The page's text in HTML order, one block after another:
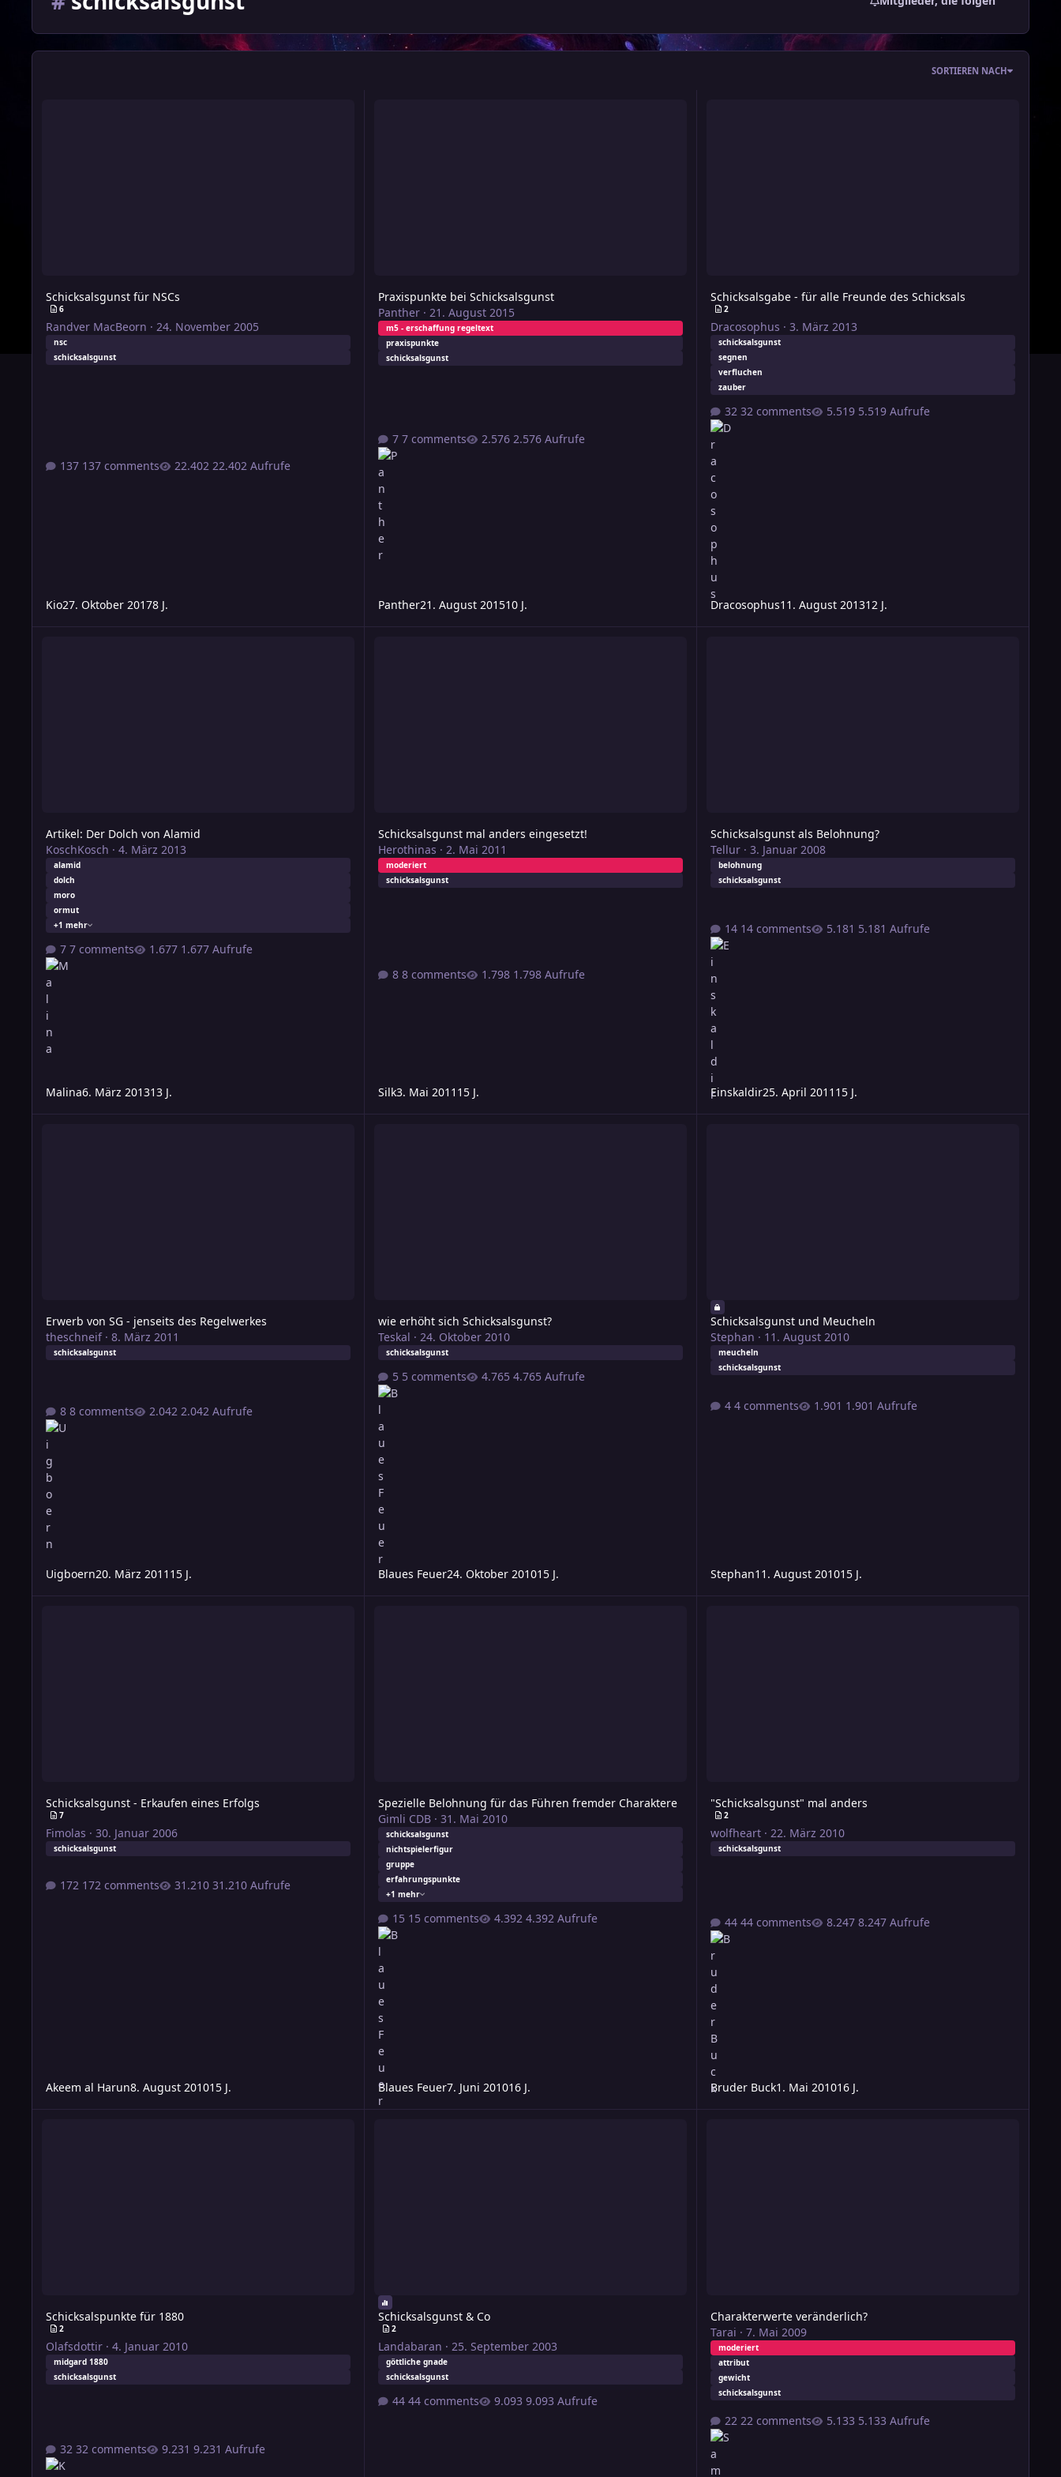
SORTIEREN NACH
Schicksalsgunst für NSCs
6
Randver MacBeorn · 24. November 2005
nsc
schicksalsgunst
137 comments 22.402 Aufrufe
Kio27. Oktober 20178 J.
Praxispunkte bei Schicksalsgunst
Panther· 21. August 2015
m5 - erschaffung regeltext
praxispunkte
schicksalsgunst
7 comments 2.576 Aufrufe
Panther21. August 201510 J.
Schicksalsgabe - für alle Freunde des Schicksals
2
Dracosophus · 3. März 2013
schicksalsgunst
segnen
verfluchen
zauber
32 comments 5.519 Aufrufe
Dracosophus11. August 201312 J.
Artikel: Der Dolch von Alamid
KoschKosch · 4. März 2013
alamid
dolch
moro
ormut
+1 mehr
7 comments 1.677 Aufrufe
Malina6. März 201313 J.
Schicksalsgunst mal anders eingesetzt!
Herothinas · 2. Mai 2011
moderiert
schicksalsgunst
8 comments 1.798 Aufrufe
Silk3. Mai 2011 15 J.
Schicksalsgunst als Belohnung?
Tellur· 3. Januar 2008
belohnung
schicksalsgunst
14 comments 5.181 Aufrufe
Einskaldir25. April 2011 15 J.
Erwerb von SG - jenseits des Regelwerkes
theschneif· 8. März 2011
schicksalsgunst
8 comments 2.042 Aufrufe
Uigboern20. März 2011 15 J.
wie erhöht sich Schicksalsgunst?
Teskal · 24. Oktober 2010
schicksalsgunst
5 comments 4.765 Aufrufe
Blaues Feuer24. Oktober 201015 J.
Schicksalsgunst und Meucheln
Stephan · 11. August 2010
meucheln
schicksalsgunst
4 comments 1.901 Aufrufe
Stephan11. August 201015 J.
Schicksalsgunst - Erkaufen eines Erfolgs
7
Fimolas · 30. Januar 2006
schicksalsgunst
172 comments 31.210 Aufrufe
Akeem al Harun8. August 201015 J.
Spezielle Belohnung für das Führen fremder Charaktere
Gimli CDB· 31. Mai 2010
schicksalsgunst
nichtspielerfigur
gruppe
erfahrungspunkte
+1 mehr
15 comments 4.392 Aufrufe
Blaues Feuer7. Juni 201016 J.
"Schicksalsgunst" mal anders
2
wolfheart· 22. März 2010
schicksalsgunst
44 comments 8.247 Aufrufe
Bruder Buck1. Mai 201016 J.
Schicksalspunkte für 1880
2
Olafsdottir· 4. Januar 2010
midgard 1880
schicksalsgunst
32 comments 9.231 Aufrufe
Schicksalsgunst & Co
2
Landabaran · 25. September 2003
göttliche gnade
schicksalsgunst
44 comments 9.093 Aufrufe
Charakterwerte veränderlich?
Tarai · 7. Mai 2009
moderiert
attribut
gewicht
schicksalsgunst
22 comments 5.133 Aufrufe